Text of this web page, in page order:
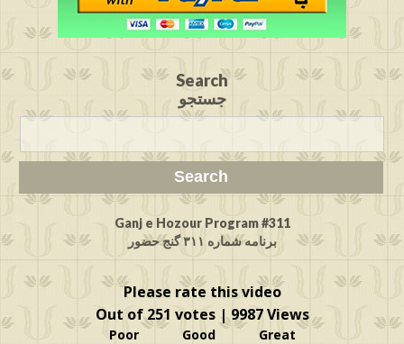
Search
جستجو
Ganj e Hozour Program #311
برنامه شماره ۳۱۱ گنج حضور
Please rate this video
Out of 251 votes | 9987 Views
Poor Good Great